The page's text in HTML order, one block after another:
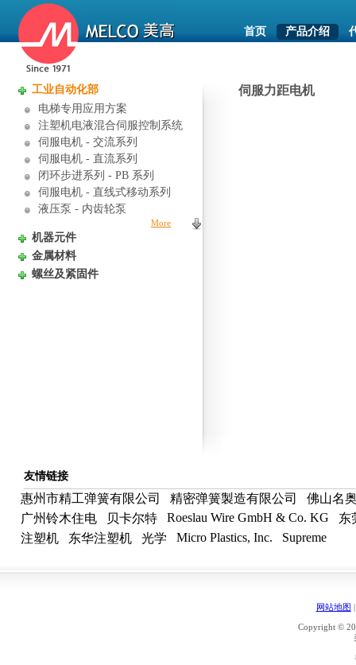
首页 产品介绍
工业自动化部
电梯专用应用方案
注塑机电液混合伺服控制系统
伺服电机 - 交流系列
伺服电机 - 直流系列
闭环步进系列 - PB 系列
伺服电机 - 直线式移动系列
液压泵 - 内齿轮泵
More
机器元件
金属材料
螺丝及紧固件
伺服力距电机
友情链接
惠州市精工弹簧有限公司 精密弹簧製造有限公司
佛山名
广州铃木住电
贝卡尔特 Roeslau Wire GmbH & Co. KG
东
注塑机
东华注塑机 光学 Micro Plastics, Inc. Supreme
网站地图
Copyright ©